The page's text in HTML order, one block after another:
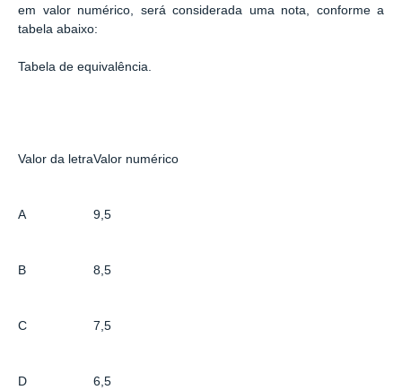
em valor numérico, será considerada uma nota, conforme a
tabela abaixo:
Tabela de equivalência.
Valor da letraValor numérico
A 9,5
B 8,5
C 7,5
D 6,5